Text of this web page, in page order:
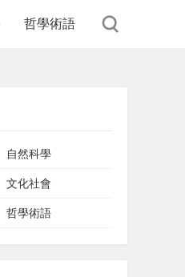
哲學術語
自然科學
文化社會
哲學術語